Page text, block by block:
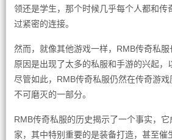
领还是学生，那个时候几乎每个人都和传
过紧密的连接。
然而，就像其他游戏一样，RMB传奇私
原因是出现了太多的私服和手游的兴起，
尽管如此，RMB传奇私服仍然在传奇游
不可磨灭的一部分。
RMB传奇私服的历史揭示了一个事实，
家，其中特别重要的是装备打造，甚至催